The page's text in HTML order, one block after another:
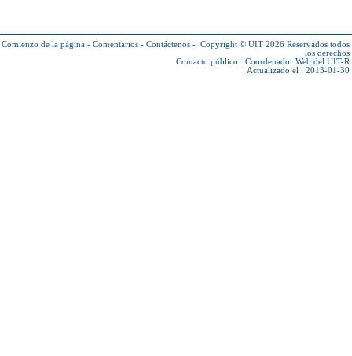
Comienzo de la página - Comentarios - Contáctenos - Copyright © UIT 2026 Reservados todos
los derechos
Contacto público : Coordenador Web del UIT-R
Actualizado el : 2013-01-30